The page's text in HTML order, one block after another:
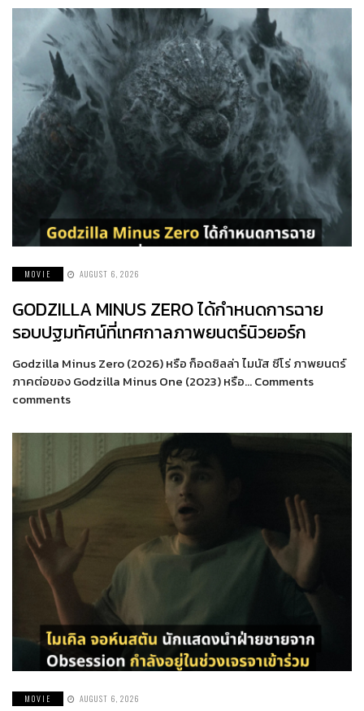
MOVIE AUGUST 6, 2026
GODZILLA MINUS ZERO ได้กำหนดการฉาย
รอบปฐมทัศน์ที่เทศกาลภาพยนตร์นิวยอร์ก
Godzilla Minus Zero (2026) หรือ ก็อดซิลล่า ไมนัส ซีโร่ ภาพยนตร์
ภาคต่อของ Godzilla Minus One (2023) หรือ… Comments
comments
MOVIE AUGUST 6, 2026